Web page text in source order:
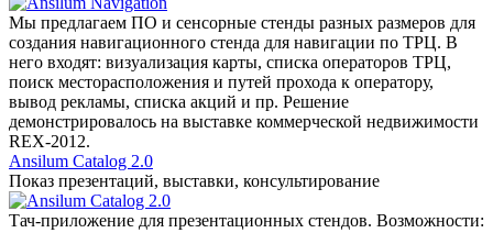
Мы предлагаем ПО и сенсорные стенды разных размеров для
создания навигационного стенда для навигации по ТРЦ. В
него входят: визуализация карты, списка операторов ТРЦ,
поиск месторасположения и путей прохода к оператору,
вывод рекламы, списка акций и пр. Решение
демонстрировалось на выставке коммерческой недвижимости
REX-2012.
Ansilum Catalog 2.0
Показ презентаций, выставки, консультирование
Тач-приложение для презентационных стендов. Возможности: